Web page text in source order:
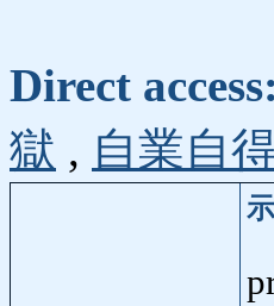
Direct access:
獄 , 自業自